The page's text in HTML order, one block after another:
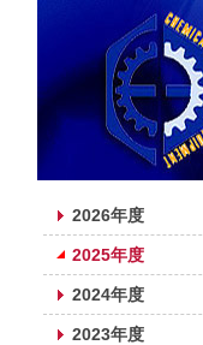
2026年度
2025年度
2024年度
2023年度